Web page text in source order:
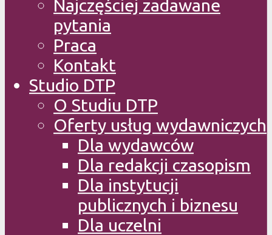
Najczęściej zadawane
pytania
Praca
Kontakt
Studio DTP
O Studiu DTP
Oferty usług wydawniczych
Dla wydawców
Dla redakcji czasopism
Dla instytucji
publicznych i biznesu
Dla uczelni